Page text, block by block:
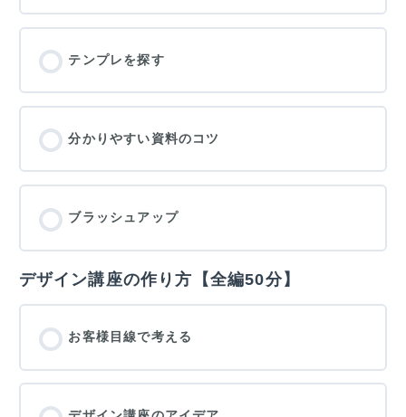
テンプレを探す
分かりやすい資料のコツ
ブラッシュアップ
デザイン講座の作り方【全編50分】
お客様目線で考える